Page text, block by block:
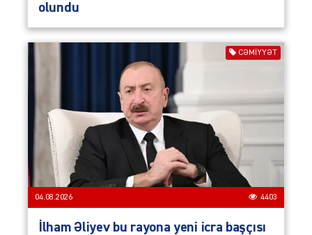
olundu
CƏMIYYƏT
04.08.2026 4403
İlham Əliyev bu rayona yeni icra başçısı